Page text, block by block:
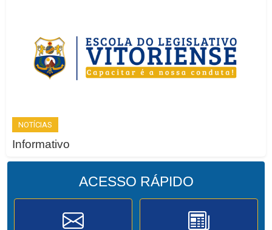
NOTÍCIAS
Informativo
ACESSO RÁPIDO